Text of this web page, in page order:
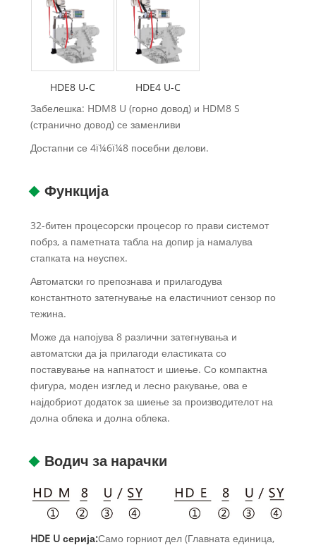
HDE8 U-C
HDE4 U-C
Забелешка: HDM8 U (горно довод) и HDM8 S
(странично довод) се заменливи
Достапни се 4ï¼6ï¼8 посебни делови.
Функција
32-битен процесорски процесор го прави системот
побрз, а паметната табла на допир ја намалува
стапката на неуспех.
Автоматски го препознава и прилагодува
константното затегнување на еластичниот сензор по
тежина.
Може да напојува 8 различни затегнувања и
автоматски да ја прилагоди еластиката со
поставување на напнатост и шиење. Со компактна
фигура, моден изглед и лесно ракување, ова е
најдобриот додаток за шиење за производителот на
долна облека и долна облека.
Водич за нарачки
HDE U серија:Само горниот дел (Главната единица,